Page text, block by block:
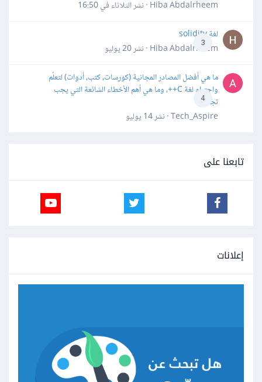
Hiba Abdalrheem · نشر
الثلاثاء في 16:50
3
لغة solidity
Hiba Abdalrheem · نشر
20 يوليو
4
ما هي أفضل المصادر المجانية (كورسات، كتب، أدوات) لتعلّم
واحترام لغة C++، وما هي أهم الأخطاء الشائعة التي يجب
تجنبها؟
Tech_Aspire · نشر
14 يوليو
تابعنا على
إعلانات